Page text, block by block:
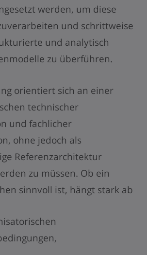
werden, um diese
und schrittweise
und analytisch
zu überführen.
orientiert sich an einer
technischer
und fachlicher
ohne jedoch als
Referenzarchitektur
zu müssen. Ob ein
sinnvoll ist, hängt stark ab